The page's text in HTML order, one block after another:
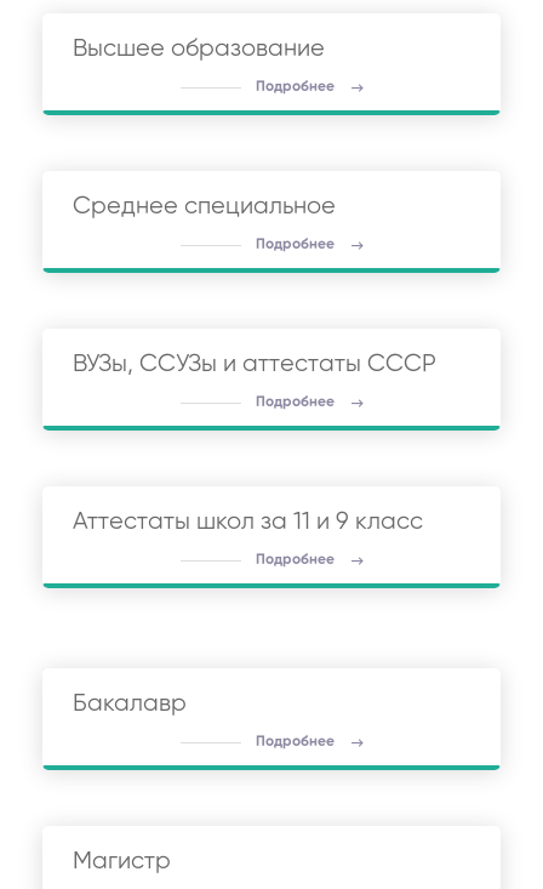
Высшее образование
Подробнее
Среднее специальное
Подробнее
ВУЗы, ССУЗы и аттестаты СССР
Подробнее
Аттестаты школ за 11 и 9 класс
Подробнее
Бакалавр
Подробнее
Магистр